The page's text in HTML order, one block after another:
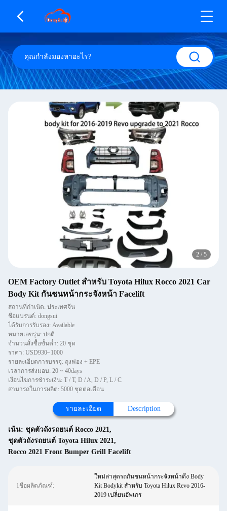
2 / 5
OEM Factory Outlet สำหรับ Toyota Hilux Rocco 2021 Car
Body Kit กันชนหน้ากระจังหน้า Facelift
สถานที่กำเนิด: ประเทศจีน
ชื่อแบรนด์: dongsui
ได้รับการรับรอง: Available
หมายเลขรุ่น: ปกติ
จำนวนสั่งซื้อขั้นต่ำ: 20 ชุด
ราคา: USD930~1000
รายละเอียดการบรรจุ: ถุงฟอง + EPE
เวลาการส่งมอบ: 20 ~ 40days
เงื่อนไขการชำระเงิน: T / T, D / A, D / P, L / C
สามารถในการผลิต: 5000 ชุดต่อเดือน
รายละเอียด Description
เน้น: ชุดตัวถังรถยนต์ Rocco 2021,
ชุดตัวถังรถยนต์ Toyota Hilux 2021,
Rocco 2021 Front Bumper Grill Facelift
1ชื่อผลิตภัณฑ์:
ใหม่ล่าสุดรถกันชนหน้ากระจังหน้าดึง Body
Kit Bodykit สำหรับ Toyota Hilux Revo 2016-
2019 เปลี่ยนอัพเกร